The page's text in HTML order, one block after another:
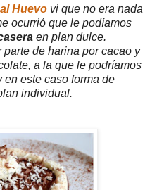
Huevo vi que no era nada
ocurrió que le podíamos
en plan dulce.
de harina por cacao y
a la que le podríamos
en este caso forma de
individual.